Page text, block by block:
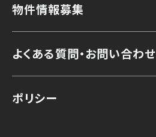
物件情報募集
よくある質問・お問い合わせ
ポリシー